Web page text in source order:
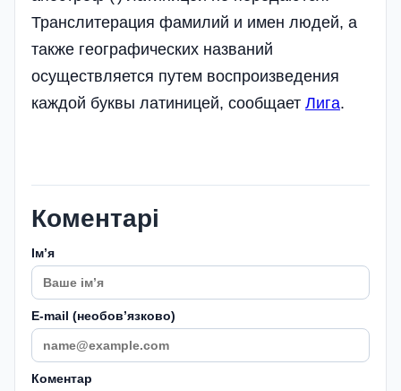
Транслитерация фамилий и имен людей, а
также географических названий
осуществляется путем воспроизведения
каждой буквы латиницей, сообщает Лига.
Коментарі
Імʼя
E-mail (необовʼязково)
Коментар